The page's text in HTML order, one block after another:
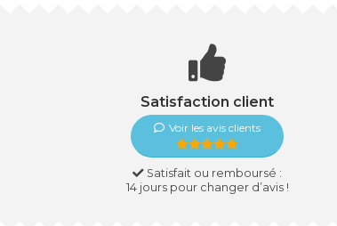
Satisfaction client
Voir les avis clients
Satisfait ou remboursé :
14 jours pour changer d’avis !